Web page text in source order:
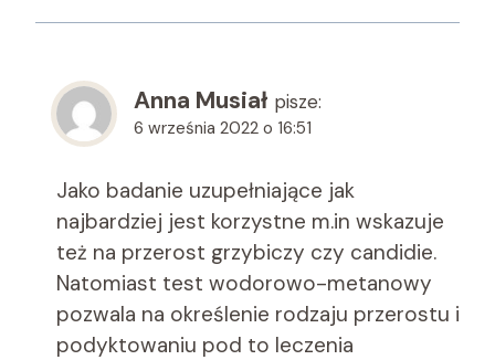
Anna Musiał pisze:
6 września 2022 o 16:51
Jako badanie uzupełniające jak
najbardziej jest korzystne m.in wskazuje
też na przerost grzybiczy czy candidie.
Natomiast test wodorowo-metanowy
pozwala na określenie rodzaju przerostu i
podyktowaniu pod to leczenia